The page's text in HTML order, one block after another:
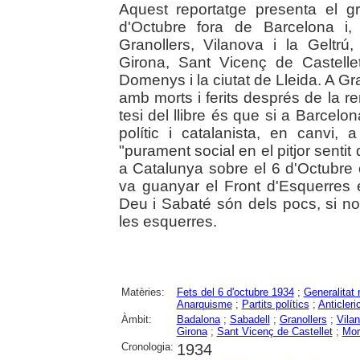
Aquest reportatge presenta el
d'Octubre fora de Barcelona
Granollers, Vilanova i la
Girona, Sant Vicenç de
Domenys i la ciutat de Lleida. A
amb morts i ferits després de la
tesi del llibre és que si a
polític i catalanista, en canvi,
"purament social en el pitjor
a Catalunya sobre el 6
va guanyar el Front
Deu i Sabaté són dels pocs, si
les esquerres.
Matèries: Fets del 6 d'octubre 1934; Generalitat
Anarquisme; Partits polítics ;
Àmbit:
Badalona; Sabadell ; Granollers ;
Girona; Sant Vicenç de Castellet;
Cronologia: 1934